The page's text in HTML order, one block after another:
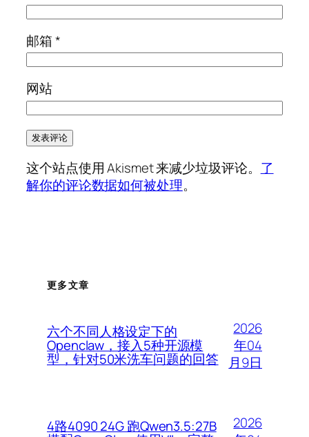
邮箱*
网站
这个站点使用 Akismet 来减少垃圾评论。 了
解你的评论数据如何被处理。
更多文章
六个不同人格设定下的
Openclaw，接入5种开源模
型，针对50米洗车问题的回答
2026
年04
月9日
4路4090 24G 跑Qwen3.5:27B
2026